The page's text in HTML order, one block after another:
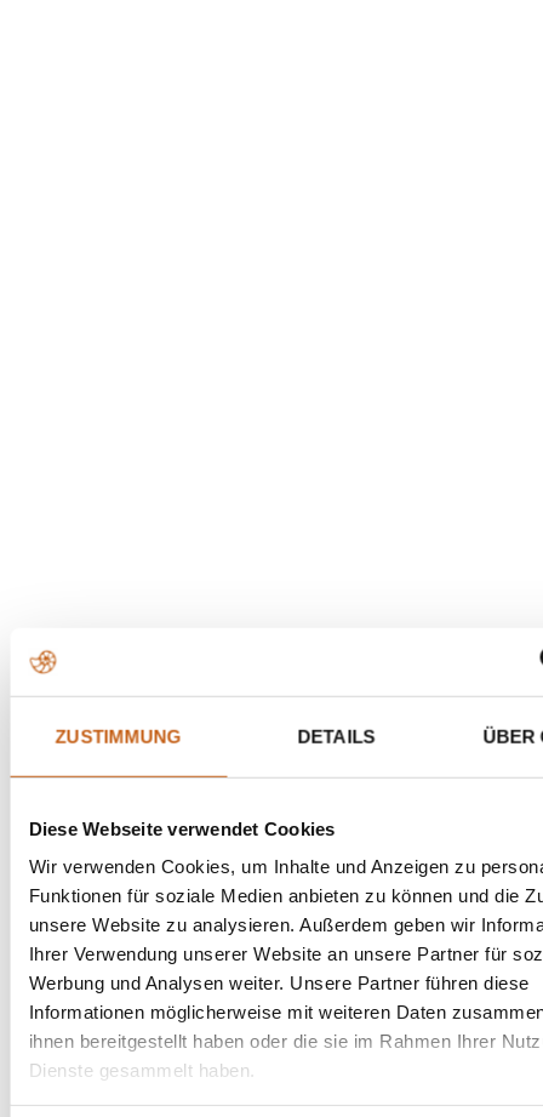
ZUSTIMMUNG DETAILS ÜBER
Diese Webseite verwendet Cookies
Wir verwenden Cookies, um Inhalte und Anzeigen zu
Funktionen für soziale Medien anbieten zu können und die
unsere Website zu analysieren. Außerdem geben wir
Ihrer Verwendung unserer Website an unsere Partner für
Werbung und Analysen weiter. Unsere Partner führen diese
Informationen möglicherweise mit weiteren Daten
ihnen bereitgestellt haben oder die sie im Rahmen Ihrer
Dienste gesammelt haben.